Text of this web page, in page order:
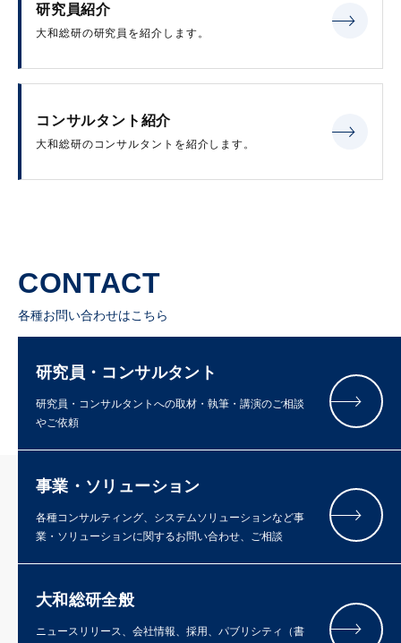
研究員紹介
大和総研の研究員を紹介します。
コンサルタント紹介
大和総研のコンサルタントを紹介します。
CONTACT
各種お問い合わせはこちら
研究員・コンサルタント
研究員・コンサルタントへの取材・執筆・講演のご相談
やご依頼
事業・ソリューション
各種コンサルティング、システムソリューションなど事
業・ソリューションに関するお問い合わせ、ご相談
大和総研全般
ニュースリリース、会社情報、採用、パブリシティ（書